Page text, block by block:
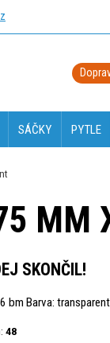
SÁČKY PYTLE
MM
SKONČIL!
bm Barva:
48